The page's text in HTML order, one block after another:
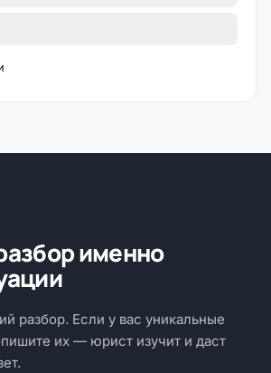
именно
разбор. Если у вас уникальные
их — юрист изучит и даст